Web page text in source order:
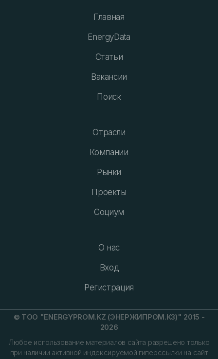
Главная
EnergyData
Статьи
Вакансии
Поиск
Отрасли
Компании
Рынки
Проекты
Социум
О нас
Вход
Регистрация
© ТОО "ENERGYPROM.KZ (ЭНЕРЖИПРОМ.КЗ)" 2015 -
2026
Любое использование материалов сайта разрешено только
при наличии активной индексируемой гиперссылки на сайт